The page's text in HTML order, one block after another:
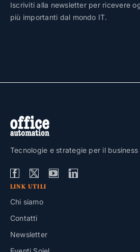
Iscriviti alla newsletter per ricevere
più importanti dal mondo IT.
Tecnologie e strategie per il
LINK UTILI
Chi siamo
Contatti
Newsletter